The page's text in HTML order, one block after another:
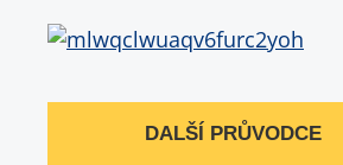
DALŠÍ PRŮVODCE